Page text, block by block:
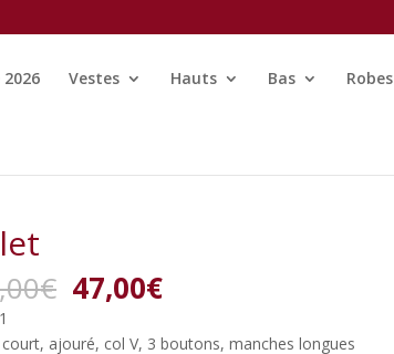
Vestes Hauts Bas Robes
€ Le
prix
initial
47,00€Le
actuel
court, ajouré, col V, 3 boutons, manches longues